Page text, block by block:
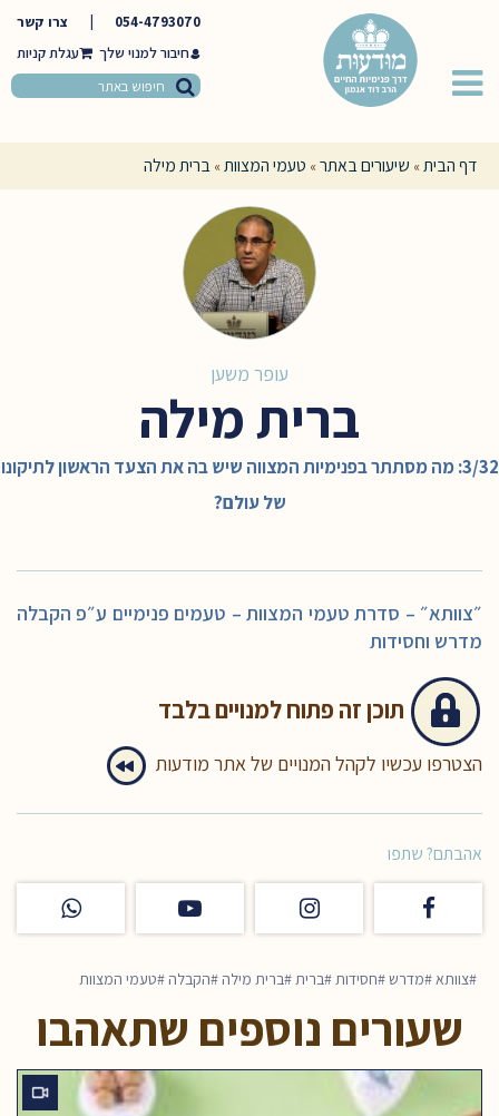
054-4793070
צרו קשר
חיבור למנוי שלך
דף הבית» שיעורים באתר» טעמי המצוות» ברית מילה
עופר משען
ברית מילה
3/32: מה מסתתר בפנימיות המצווה שיש בה את הצעד הראשון לתיקונו
של עולם?
״צוותא״ – סדרת טעמי המצוות – טעמים פנימיים ע״פ הקבלה
מדרש וחסידות
תוכן זה פתוח למנויים בלבד
הצטרפו עכשיו לקהל המנויים של אתר מודעות
אהבתם? שתפו
צוותא מדרש חסידות ברית ברית מילה הקבלה טעמי המצוות
שעורים נוספים שתאהבו